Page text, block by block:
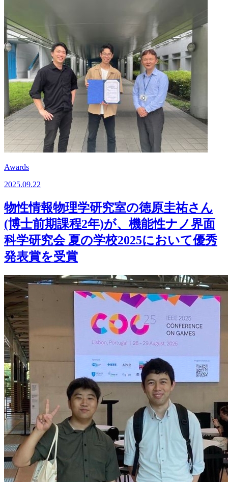
Awards
2025.09.22
物性情報物理学研究室の徳原圭祐さん
(博士前期課程2年)が、機能性ナノ界面
科学研究会 夏の学校2025において優秀
発表賞を受賞